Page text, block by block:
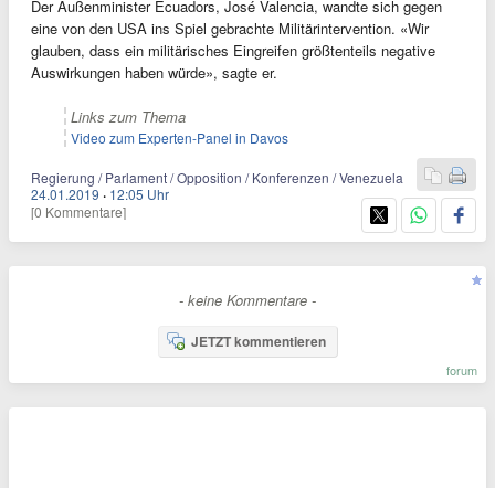
Der Außenminister Ecuadors, José Valencia, wandte sich gegen
eine von den USA ins Spiel gebrachte Militärintervention. «Wir
glauben, dass ein militärisches Eingreifen größtenteils negative
Auswirkungen haben würde», sagte er.
Links zum Thema
Video zum Experten-Panel in Davos
Regierung / Parlament / Opposition / Konferenzen / Venezuela
24.01.2019 · 12:05 Uhr
[0 Kommentare]
- keine Kommentare -
JETZT kommentieren
forum